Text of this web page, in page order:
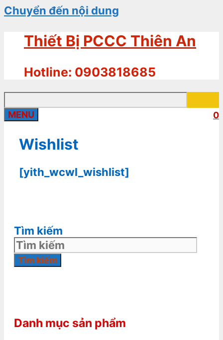
Chuyển đến nội dung
Thiết Bị PCCC Thiên An
Hotline: 0903818685
0
MENU
Wishlist
[yith_wcwl_wishlist]
Tìm kiếm
Tìm kiếm
Danh mục sản phẩm